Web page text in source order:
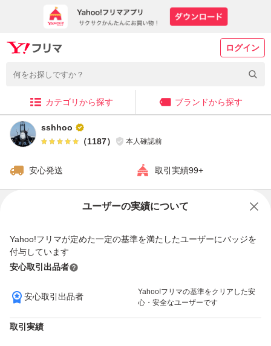
ログイン
カテゴリから探す ブランドから探す
sshhoo
（1187） 本人確認前
安心発送 取引実績99+
ユーザーの実績について
Yahoo!フリマが定めた一定の基準を満たしたユーザーにバッジを
付与しています
安心取引出品者
安心取引出品者
Yahoo!フリマの基準をクリアした安
心・安全なユーザーです
取引実績
2,600円 いいね！
2,200円